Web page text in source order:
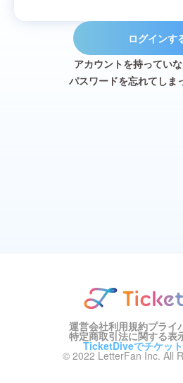
ログインす
アカウントを持ってい
パスワードを忘れてしま
運営会社利用規約プライ
特定商取引法に関する表
TicketDiveでチケッ
© 2022 LetterFan Inc. All